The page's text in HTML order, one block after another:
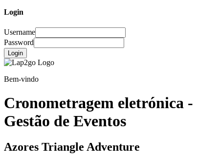
Login
Username
Password
Login
Bem-vindo
Cronometragem eletrónica -
Gestão de Eventos
Azores Triangle Adventure